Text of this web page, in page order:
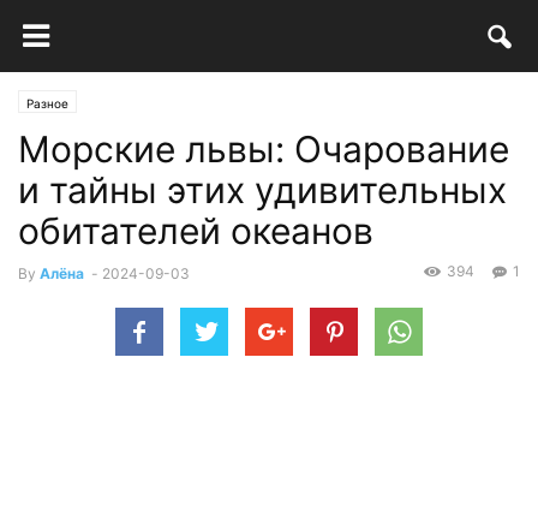
Разное
Морские львы: Очарование
и тайны этих удивительных
обитателей океанов
By Алёна - 2024-09-03 1
394